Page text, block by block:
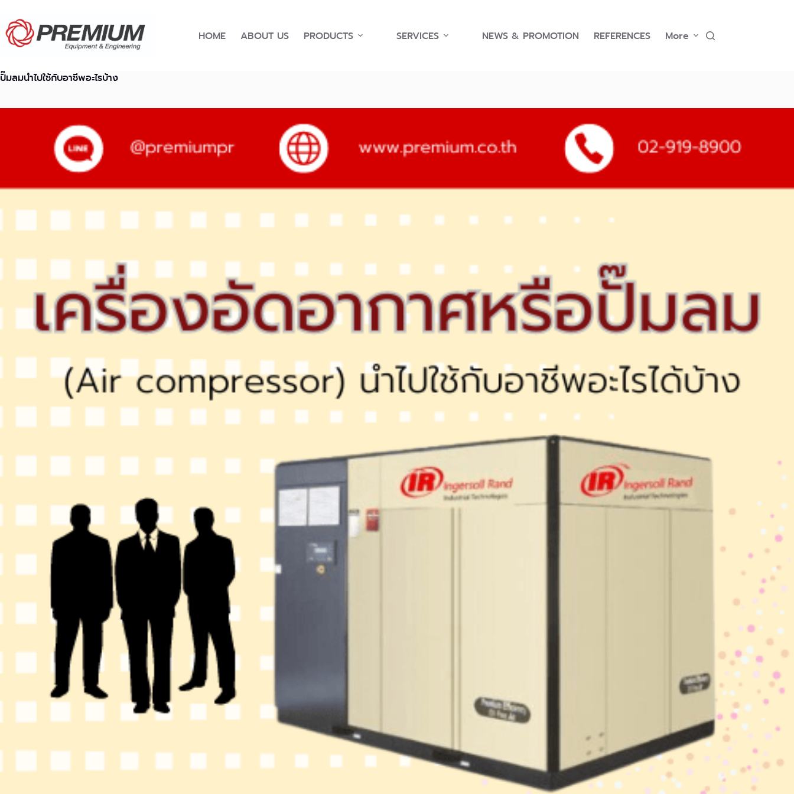
content
HOME ABOUT US PRODUCTS SERVICES NEWS & PROMOTION REFERENCES More
ปั๊มลมนำไปใช้กับอาชีพอะไรบ้าง